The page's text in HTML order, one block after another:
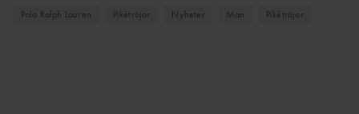
Polo Ralph Lauren Pikétröjor Nyheter Man Pikétröjor